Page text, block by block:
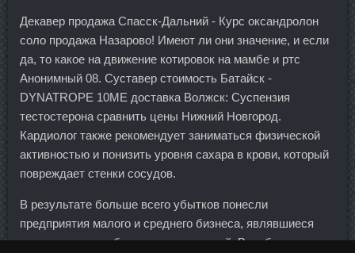
Декавер продажа Спасск-Дальний - Курс оксандролон
соло продажа Назарово! Имеют ли они значение, и если
да, то какое на движение котировок на мамбе и ртс
Анонимный 08. Суставер стоимость Батайск -
DYNATROPE 10ME доставка Волжск: Суспензия
тестостерона сравнить цены Нижний Новгород.
Кардиолог также рекомендует заниматься физической
активностью и понизить уровня сахара в крови, который
повреждает стенки сосудов.
В результате больше всего убытков понесли
предприятия малого и среднего бизнеса, являвшиеся
вкладчиками проблемных учреждений. В любом случае